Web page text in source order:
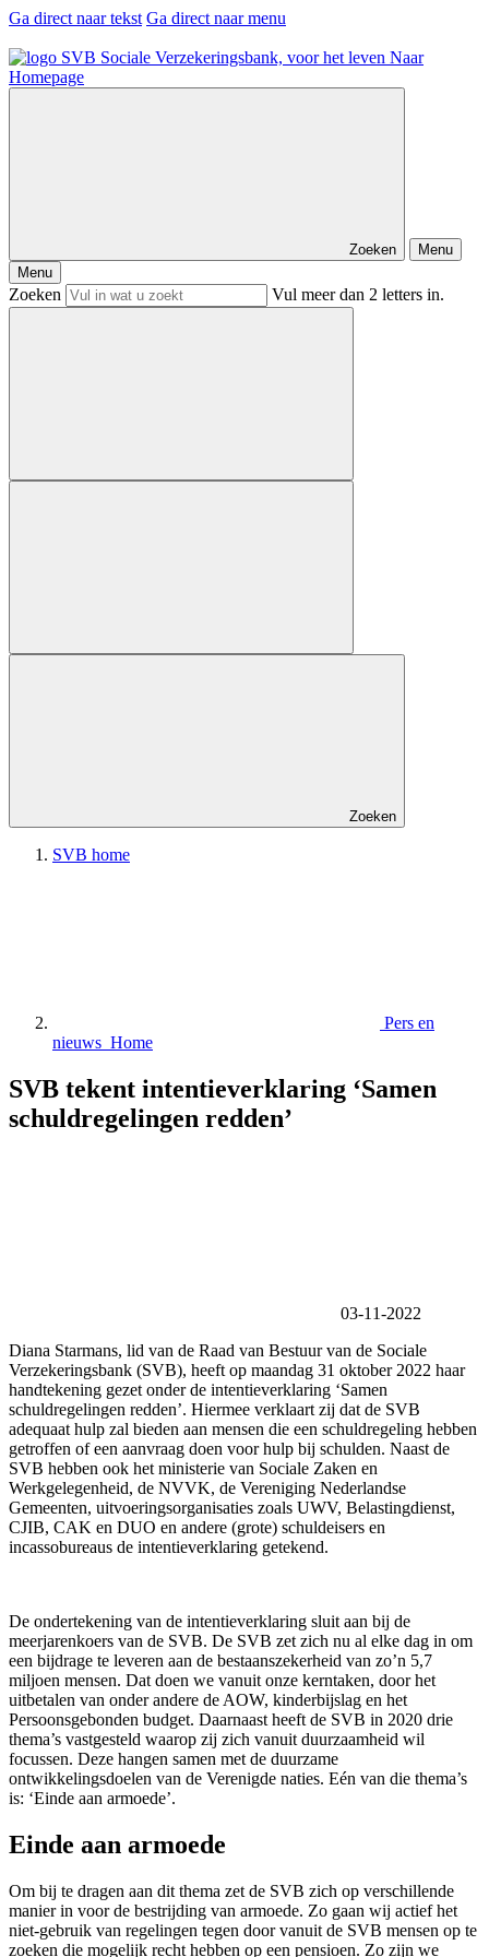
Ga direct naar tekst Ga direct naar menu
Naar
Homepage
Zoeken
Menu
Menu
Zoeken Vul meer dan 2 letters in.
Zoeken
SVB home
Pers en
nieuws Home
SVB tekent intentieverklaring ‘Samen
schuldregelingen redden’
03-11-2022
Diana Starmans, lid van de Raad van Bestuur van de Sociale
Verzekeringsbank (SVB), heeft op maandag 31 oktober 2022 haar
handtekening gezet onder de intentieverklaring ‘Samen
schuldregelingen redden’. Hiermee verklaart zij dat de SVB
adequaat hulp zal bieden aan mensen die een schuldregeling hebben
getroffen of een aanvraag doen voor hulp bij schulden. Naast de
SVB hebben ook het ministerie van Sociale Zaken en
Werkgelegenheid, de NVVK, de Vereniging Nederlandse
Gemeenten, uitvoeringsorganisaties zoals UWV, Belastingdienst,
CJIB, CAK en DUO en andere (grote) schuldeisers en
incassobureaus de intentieverklaring getekend.
De ondertekening van de intentieverklaring sluit aan bij de
meerjarenkoers van de SVB. De SVB zet zich nu al elke dag in om
een bijdrage te leveren aan de bestaanszekerheid van zo’n 5,7
miljoen mensen. Dat doen we vanuit onze kerntaken, door het
uitbetalen van onder andere de AOW, kinderbijslag en het
Persoonsgebonden budget. Daarnaast heeft de SVB in 2020 drie
thema’s vastgesteld waarop zij zich vanuit duurzaamheid wil
focussen. Deze hangen samen met de duurzame
ontwikkelingsdoelen van de Verenigde naties. Eén van die thema’s
is: ‘Einde aan armoede’.
Einde aan armoede
Om bij te dragen aan dit thema zet de SVB zich op verschillende
manier in voor de bestrijding van armoede. Zo gaan wij actief het
niet-gebruik van regelingen tegen door vanuit de SVB mensen op te
zoeken die mogelijk recht hebben op een pensioen. Zo zijn we